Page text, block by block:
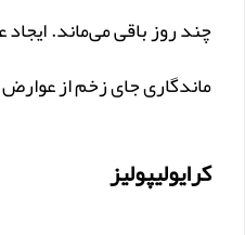
چند روز باقی می‌ماند.
ماندگاری جای زخم از
کرایولیپولیز